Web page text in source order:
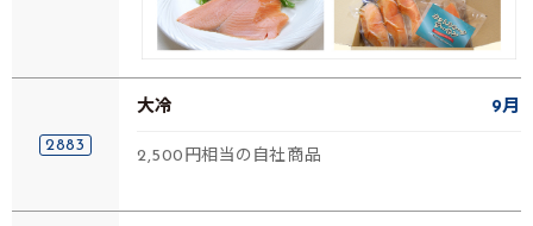
2883
大冷 9月
2,500円相当の自社商品